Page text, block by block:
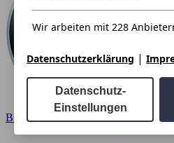
BMW
Wir arbeiten mit 228
Datenschutzerklärung |
Datenschutz-
Einstellungen